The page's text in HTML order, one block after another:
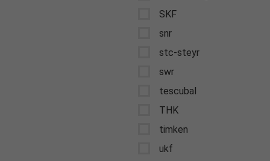
SKF
snr
stc-steyr
swr
tescubal
THK
timken
ukf